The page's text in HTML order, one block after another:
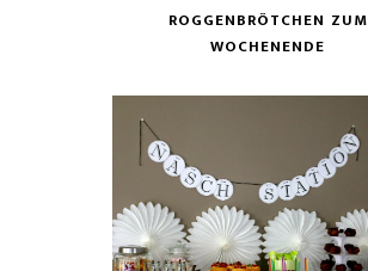
ROGGENBRÖTCHEN ZUM
WOCHENENDE